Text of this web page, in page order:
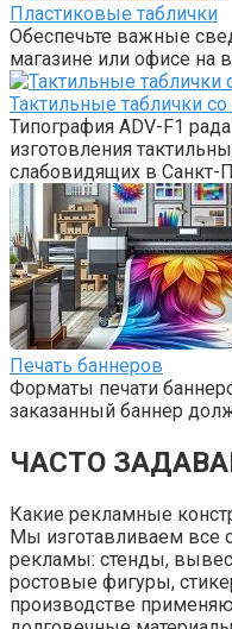
Пластиковые таблички
Обеспечьте важные
магазине или офисе на
Тактильные таблички
Типография ADV-F1
изготовления
слабовидящих в Санкт-
Печать баннеров
Форматы печати
заказанный баннер
ЧАСТО
Какие рекламные
Мы изготавливаем все
рекламы: стенды,
ростовые фигуры,
производстве